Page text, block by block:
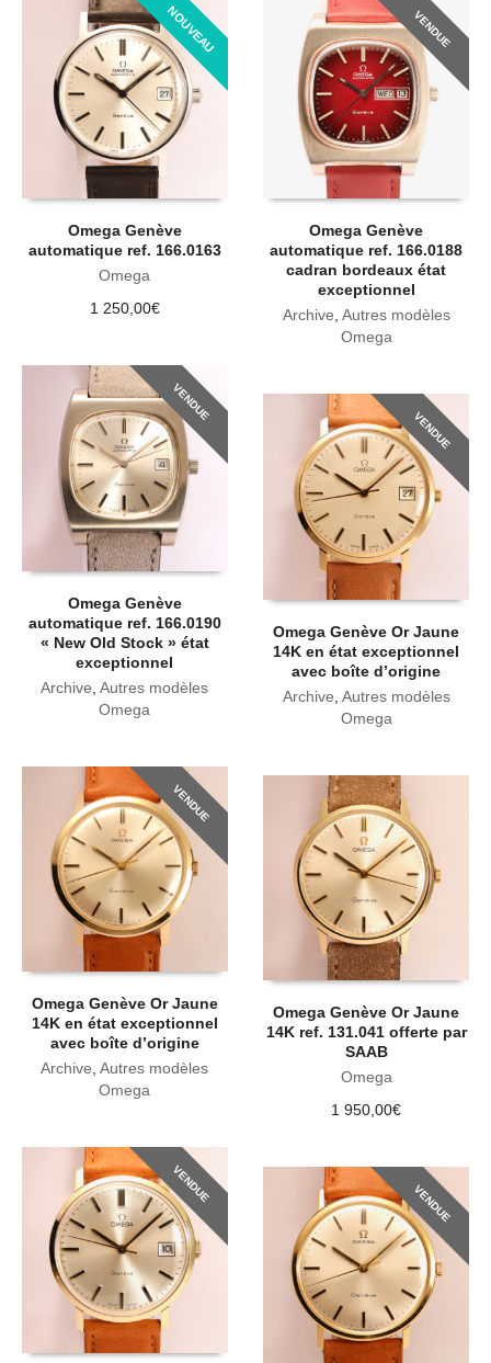
NOUVEAU
Omega Genève
automatique ref. 166.0163
Omega
1 250,00€
VENDUE
Omega Genève
automatique ref. 166.0188
cadran bordeaux état
exceptionnel
Archive Autres modèles
Omega
VENDUE
Omega Genève
automatique ref. 166.0190
« New Old Stock » état
exceptionnel
Archive ,Autres modèles
Omega
VENDUE
Omega Genève Or Jaune
14K en état exceptionnel
avec boîte d’origine
Archive Autres modèles
Omega
VENDUE
Omega Genève Or Jaune
14K en état exceptionnel
avec boîte d’origine
Archive,Autres modèles
Omega
Omega Genève Or Jaune
14K ref. 131.041 offerte par
SAAB
Omega
1 950,00€
VENDUE VENDUE